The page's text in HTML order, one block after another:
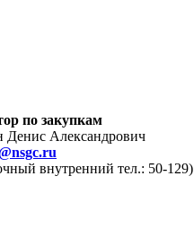
по закупкам
Денис Александрович
внутренний тел.: 50-129)